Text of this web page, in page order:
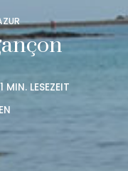
1 MIN. LESEZEIT